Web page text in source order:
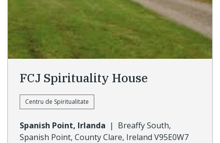
FCJ Spirituality House
Centru de Spiritualitate
Spanish Point, Irlanda | Breaffy South,
Spanish Point, County Clare, Ireland V95E0W7